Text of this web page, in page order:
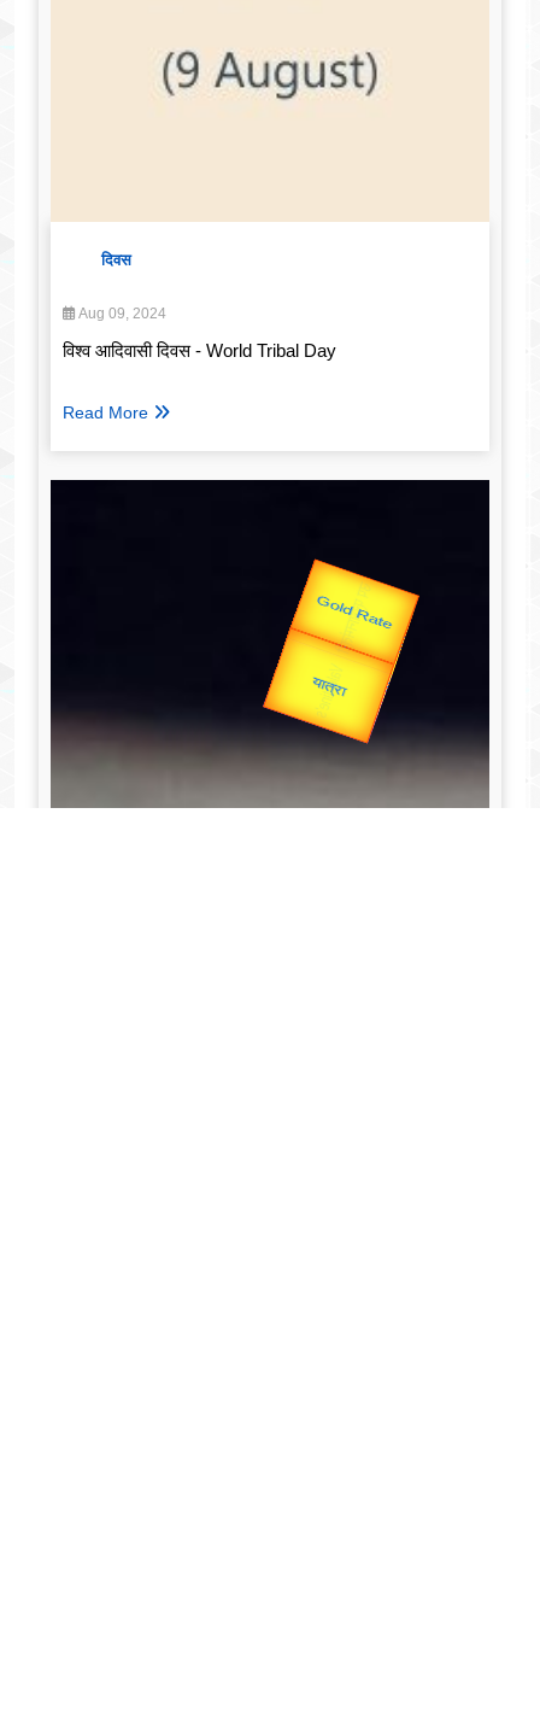
दिवस
Aug 09, 2024
विश्व आदिवासी दिवस - World Tribal Day
Read More
Valentine's
Gold Rate